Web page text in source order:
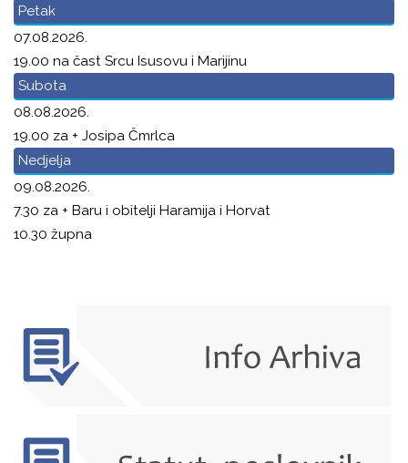
Petak
07.08.2026.
19.00 na čast Srcu Isusovu i Marijinu
Subota
08.08.2026.
19.00 za + Josipa Čmrlca
Nedjelja
09.08.2026.
7.30 za + Baru i obitelji Haramija i Horvat
10.30 župna